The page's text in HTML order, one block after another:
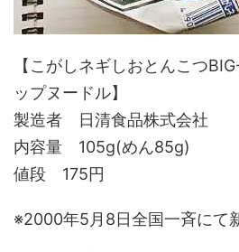
【こがしネギしおとんこつ
ップヌードル】
製造者 日清食品株式会社
内容量 105g(めん85g)
値段 175円
※2000年5月8日全国一斉にて